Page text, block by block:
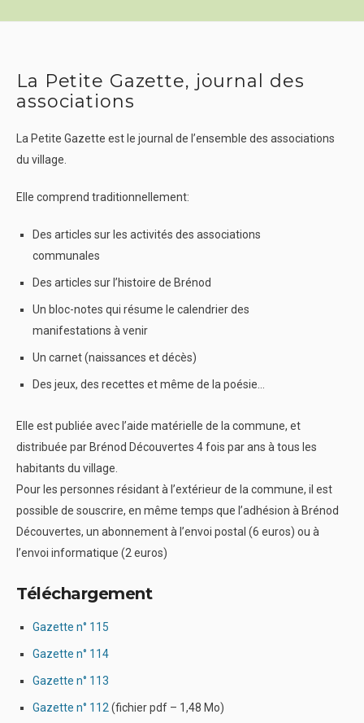
La Petite Gazette, journal des
associations
La Petite Gazette est le journal de l’ensemble des associations
du village.
Elle comprend traditionnellement:
Des articles sur les activités des associations
communales
Des articles sur l’histoire de Brénod
Un bloc-notes qui résume le calendrier des
manifestations à venir
Un carnet (naissances et décès)
Des jeux, des recettes et même de la poésie…
Elle est publiée avec l’aide matérielle de la commune, et
distribuée par Brénod Découvertes 4 fois par ans à tous les
habitants du village.
Pour les personnes résidant à l’extérieur de la commune, il est
possible de souscrire, en même temps que l’adhésion à Brénod
Découvertes, un abonnement à l’envoi postal (6 euros) ou à
l’envoi informatique (2 euros)
Téléchargement
Gazette n° 115
Gazette n° 114
Gazette n° 113
Gazette n° 112 (fichier pdf – 1,48 Mo)